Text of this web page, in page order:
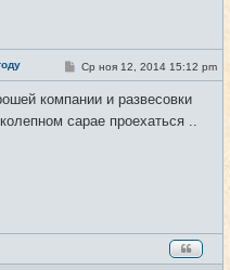
#13
С
о
б
щ
Ср ноя 12, 2014 15:12 pm
компании и развесовки
сарае проехаться ..